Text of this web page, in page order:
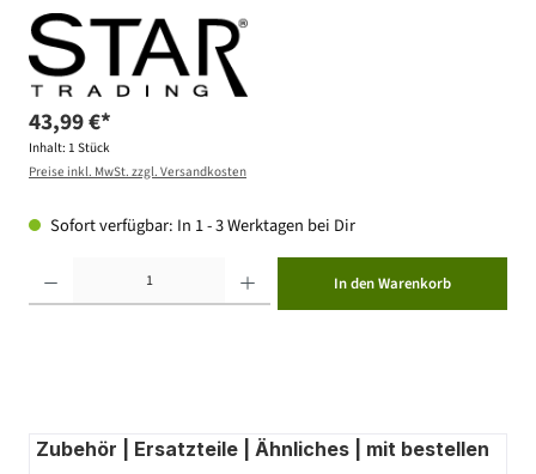
43,99 €*
Inhalt: 1 Stück
Preise inkl. MwSt. zzgl. Versandkosten
Sofort verfügbar: In 1 - 3 Werktagen bei Dir
In den Warenkorb
Zubehör | Ersatzteile | Ähnliches | mit bestellen